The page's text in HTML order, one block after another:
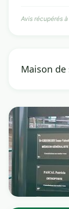
Avis récupérés
Maison